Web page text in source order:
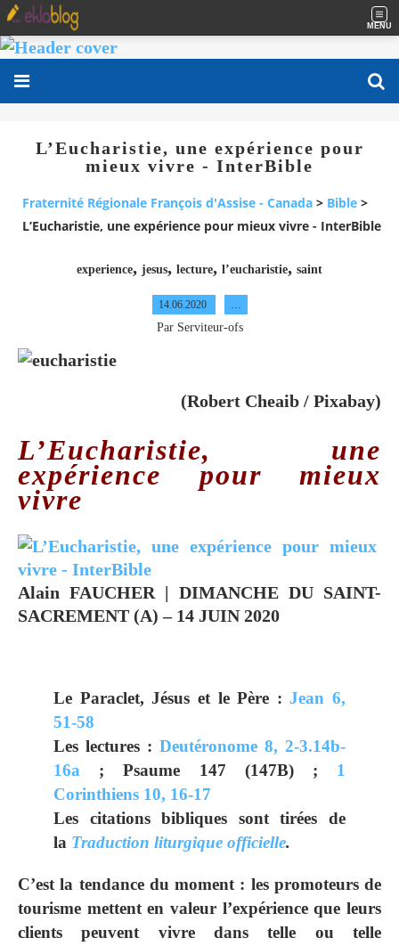
MENU
L’Eucharistie, une expérience pour
mieux vivre - InterBible
Fraternité Régionale François d'Assise - Canada > Bible >
L’Eucharistie, une expérience pour mieux vivre - InterBible
experience, jesus, lecture, l’eucharistie, saint
14.06.2020
Par Serviteur-ofs
(Robert Cheaib / Pixabay)
L’Eucharistie, une
expérience pour mieux
vivre
Alain FAUCHER | DIMANCHE DU SAINT-
SACREMENT (A) – 14 JUIN 2020
Le Paraclet, Jésus et le Père :Jean 6,
51-58
Les lectures : Deutéronome 8, 2-3.14b-
16a ; Psaume 147 (147B) ; 1
Corinthiens 10, 16-17
Les citations bibliques sont tirées de
la Traduction liturgique officielle.
C’est la tendance du moment : les promoteurs de
tourisme mettent en valeur l’expérience que leurs
clients peuvent vivre dans telle ou telle